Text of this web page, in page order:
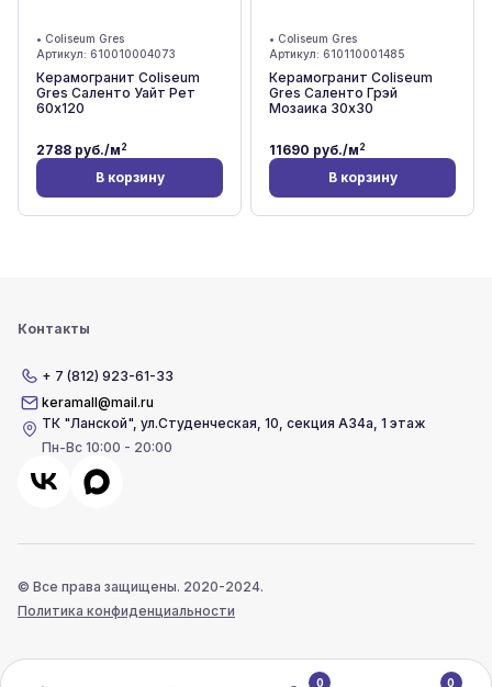
• Coliseum Gres
Артикул: 610010004073
Керамогранит Coliseum
Gres Саленто Уайт Рет
60x120
2788 руб./м2
В корзину
• Coliseum Gres
Артикул: 610110001485
Керамогранит Coliseum
Gres Саленто Грэй
Мозаика 30x30
11690 руб./м2
В корзину
Контакты
+ 7 (812) 923-61-33
keramall@mail.ru
ТК "Ланской",ул.Студенческая, 10, секция А34а, 1 этаж
Пн-Вс 10:00 - 20:00
© Все права защищены. 2020-2024.
Политика конфиденциальности
0 0